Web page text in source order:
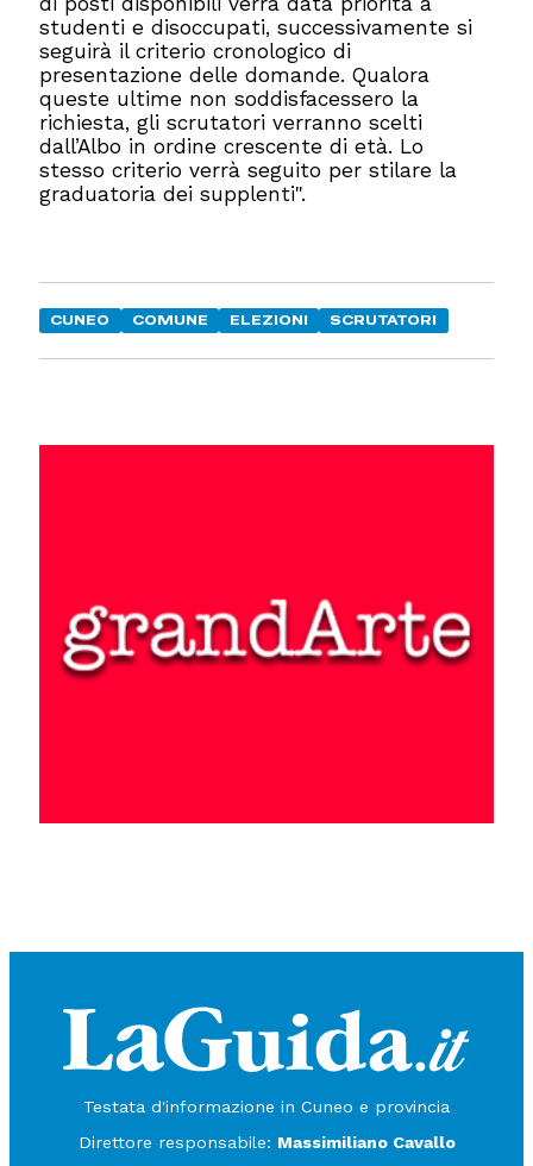
studenti e disoccupati, successivamente si
seguirà il criterio cronologico di
presentazione delle domande. Qualora
queste ultime non soddisfacessero la
richiesta, gli scrutatori verranno scelti
dall’Albo in ordine crescente di età. Lo
stesso criterio verrà seguito per stilare la
graduatoria dei supplenti".
CUNEO COMUNE ELEZIONI SCRUTATORI
Testata d'informazione in Cuneo e provincia
Direttore responsabile: Massimiliano Cavallo